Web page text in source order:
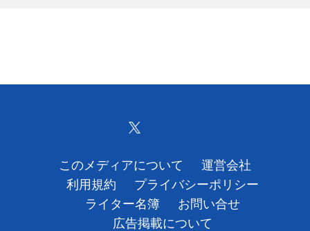
このメディアについて
運営会社
利用規約
プライバシーポリシー
ライター名簿
お問い合せ
広告掲載について